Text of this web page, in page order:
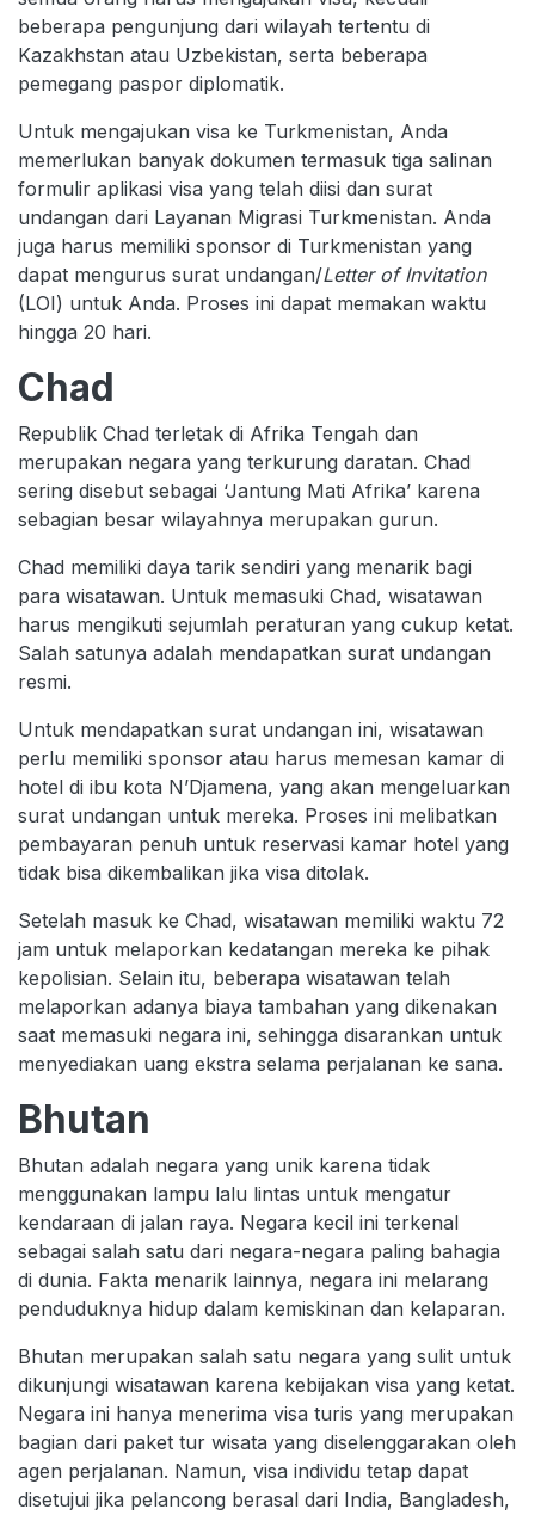
beberapa pengunjung dari wilayah tertentu di
Kazakhstan atau Uzbekistan, serta beberapa
pemegang paspor diplomatik.
Untuk mengajukan visa ke Turkmenistan, Anda
memerlukan banyak dokumen termasuk tiga salinan
formulir aplikasi visa yang telah diisi dan surat
undangan dari Layanan Migrasi Turkmenistan. Anda
juga harus memiliki sponsor di Turkmenistan yang
dapat mengurus surat undangan/Letter of Invitation
(LOI) untuk Anda. Proses ini dapat memakan waktu
hingga 20 hari.
Chad
Republik Chad terletak di Afrika Tengah dan
merupakan negara yang terkurung daratan. Chad
sering disebut sebagai ‘Jantung Mati Afrika’ karena
sebagian besar wilayahnya merupakan gurun.
Chad memiliki daya tarik sendiri yang menarik bagi
para wisatawan. Untuk memasuki Chad, wisatawan
harus mengikuti sejumlah peraturan yang cukup ketat.
Salah satunya adalah mendapatkan surat undangan
resmi.
Untuk mendapatkan surat undangan ini, wisatawan
perlu memiliki sponsor atau harus memesan kamar di
hotel di ibu kota N’Djamena, yang akan mengeluarkan
surat undangan untuk mereka. Proses ini melibatkan
pembayaran penuh untuk reservasi kamar hotel yang
tidak bisa dikembalikan jika visa ditolak.
Setelah masuk ke Chad, wisatawan memiliki waktu 72
jam untuk melaporkan kedatangan mereka ke pihak
kepolisian. Selain itu, beberapa wisatawan telah
melaporkan adanya biaya tambahan yang dikenakan
saat memasuki negara ini, sehingga disarankan untuk
menyediakan uang ekstra selama perjalanan ke sana.
Bhutan
Bhutan adalah negara yang unik karena tidak
menggunakan lampu lalu lintas untuk mengatur
kendaraan di jalan raya. Negara kecil ini terkenal
sebagai salah satu dari negara-negara paling bahagia
di dunia. Fakta menarik lainnya, negara ini melarang
penduduknya hidup dalam kemiskinan dan kelaparan.
Bhutan merupakan salah satu negara yang sulit untuk
dikunjungi wisatawan karena kebijakan visa yang ketat.
Negara ini hanya menerima visa turis yang merupakan
bagian dari paket tur wisata yang diselenggarakan oleh
agen perjalanan. Namun, visa individu tetap dapat
disetujui jika pelancong berasal dari India, Bangladesh,